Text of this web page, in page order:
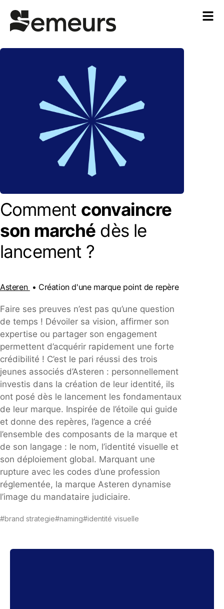
Comment convaincre
son marché dès le
lancement ?
Asteren • Création d'une marque point de repère
Faire ses preuves n’est pas qu’une question
de temps ! Dévoiler sa vision, affirmer son
expertise ou partager son engagement
permettent d’acquérir rapidement une forte
crédibilité ! C’est le pari réussi des trois
jeunes associés d’Asteren : personnellement
investis dans la création de leur identité, ils
ont posé dès le lancement les fondamentaux
de leur marque. Inspirée de l’étoile qui guide
et donne des repères, l’agence a créé
l’ensemble des composants de la marque et
de son langage : le nom, l’identité visuelle et
son déploiement global. Marquant une
rupture avec les codes d’une profession
réglementée, la marque Asteren dynamise
l’image du mandataire judiciaire.
#brand strategie#naming#identité visuelle